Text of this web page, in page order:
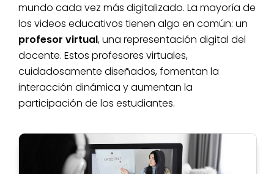
mundo cada vez más digitalizado. La mayoría de
los videos educativos tienen algo en común: un
profesor virtual, una representación digital del
docente. Estos profesores virtuales,
cuidadosamente diseñados, fomentan la
interacción dinámica y aumentan la
participación de los estudiantes.